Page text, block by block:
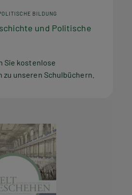
BILDUNG
und Politische
Sie kostenlose
unseren Schulbüchern.